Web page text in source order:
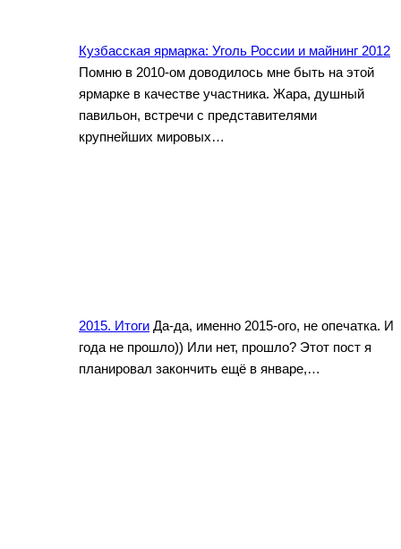
Кузбасская ярмарка: Уголь России и майнинг 2012
Помню в 2010-ом доводилось мне быть на этой
ярмарке в качестве участника. Жара, душный
павильон, встречи с представителями
крупнейших мировых…
2015. Итоги Да-да, именно 2015-ого, не опечатка. И
года не прошло)) Или нет, прошло? Этот пост я
планировал закончить ещё в январе,…